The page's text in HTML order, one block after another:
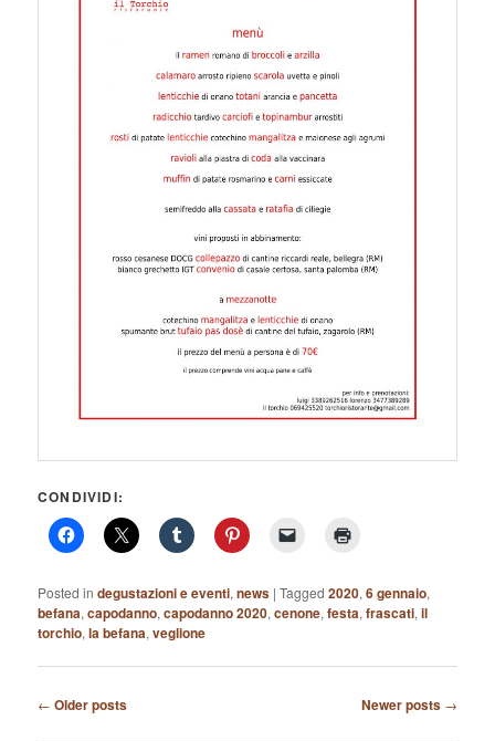
CONDIVIDI:
Posted in degustazioni e eventi,news |Tagged 2020,6 gennaio,
befana,capodanno,capodanno 2020,cenone,festa,frascati,il
torchio,la befana,veglione
Post
← Older posts Newer posts →